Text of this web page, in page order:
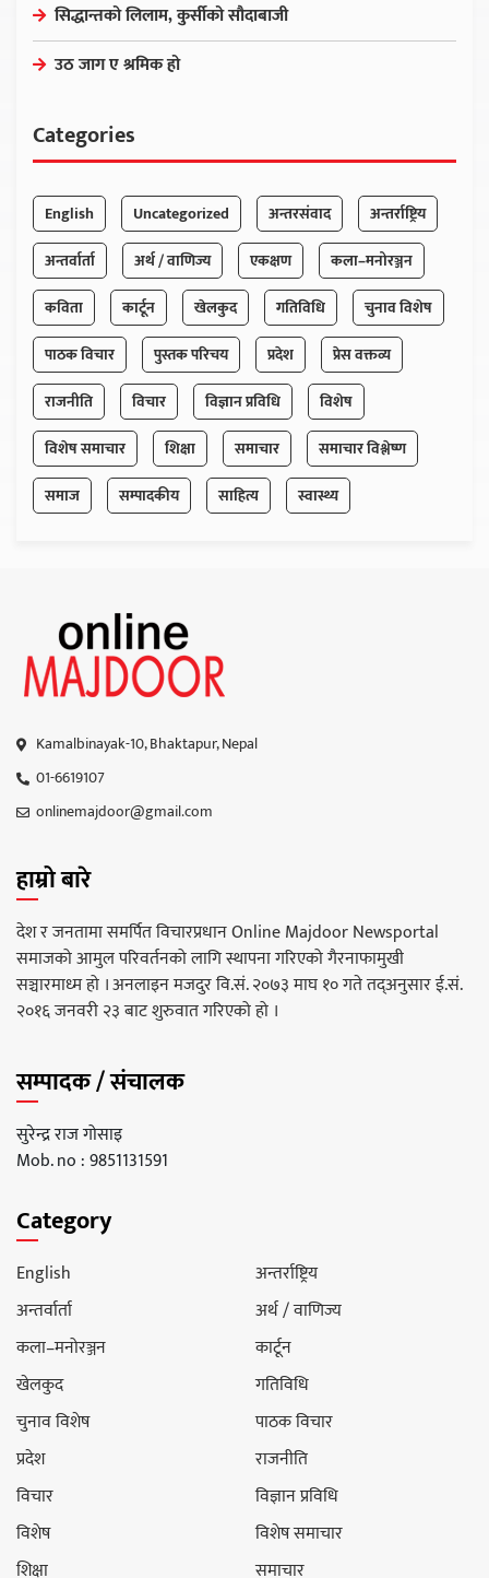
सिद्धान्तको लिलाम, कुर्सीको सौदाबाजी
उठ जाग ए श्रमिक हो
Categories
English Uncategorized अन्तरसंवाद
अन्तर्राष्ट्रिय
अन्तर्वार्ता
अर्थ / वाणिज्य एकक्षण
कला–मनोरञ्जन
कविता
कार्टून खेलकुद गतिविधि
चुनाव विशेष
पाठक विचार
पुस्तक परिचय प्रदेश
प्रेस वक्तव्य
राजनीति
विचार विज्ञान प्रविधि
विशेष
विशेष समाचार
शिक्षा समाचार
समाचार विश्लेष्ण
समाज
सम्पादकीय साहित्य स्वास्थ्य
Kamalbinayak-10, Bhaktapur, Nepal
01-6619107
onlinemajdoor@gmail.com
हाम्रो बारे
देश र जनतामा समर्पित विचारप्रधान Online Majdoor Newsportal
समाजको आमुल परिवर्तनको लागि स्थापना गरिएको गैरनाफामुखी
सञ्चारमाध्म हो । अनलाइन मजदुर वि.सं. २०७३ माघ १० गते तद्अनुसार ई.सं.
२०१६ जनवरी २३ बाट शुरुवात गरिएको हो ।
सम्पादक / संचालक
सुरेन्द्र राज गोसाइ
Mob. no : 9851131591
Category
English
अन्तर्राष्ट्रिय
अन्तर्वार्ता
अर्थ / वाणिज्य
कला–मनोरञ्जन
कार्टून
खेलकुद
गतिविधि
चुनाव विशेष
पाठक विचार
प्रदेश
राजनीति
विचार
विज्ञान प्रविधि
विशेष
विशेष समाचार
शिक्षा
समाचार